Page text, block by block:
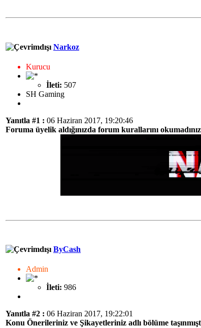
Narkoz
Kurucu
İleti: 507
SH Gaming
Yanıtla #1 : 06 Haziran 2017, 19:20:46
Foruma üyelik aldığınızda forum kurallarını
ByCash
Admin
İleti: 986
Yanıtla #2 : 06 Haziran 2017, 19:22:01
Konu Önerileriniz ve Şikayetleriniz adlı bölüme